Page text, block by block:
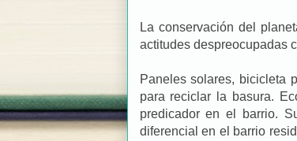
La conservación del
actitudes despreocupadas
Paneles solares, bicicleta
para reciclar la basura.
predicador en el barrio.
diferencial en el barrio